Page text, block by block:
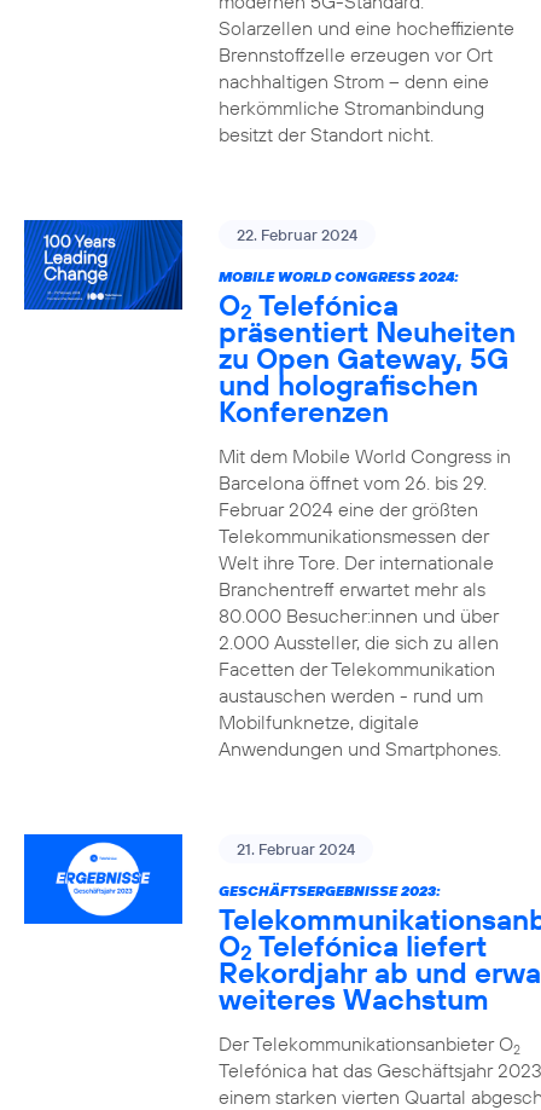
Solarzellen und eine hocheffiziente
Brennstoffzelle erzeugen vor Ort
nachhaltigen Strom – denn eine
herkömmliche Stromanbindung
besitzt der Standort nicht.
22. Februar 2024
MOBILE WORLD CONGRESS 2024:
O2 Telefónica
präsentiert Neuheiten
zu Open Gateway, 5G
und holografischen
Konferenzen
Mit dem Mobile World Congress in
Barcelona öffnet vom 26. bis 29.
Februar 2024 eine der größten
Telekommunikationsmessen der
Welt ihre Tore. Der internationale
Branchentreff erwartet mehr als
80.000 Besucher:innen und über
2.000 Aussteller, die sich zu allen
Facetten der Telekommunikation
austauschen werden - rund um
Mobilfunknetze, digitale
Anwendungen und Smartphones.
21. Februar 2024
GESCHÄFTSERGEBNISSE 2023:
O2 Telefónica liefert
Rekordjahr ab und
weiteres Wachstum
Der Telekommunikationsanbieter O2
Telefónica hat das Geschäftsjahr
einem starken vierten Quartal